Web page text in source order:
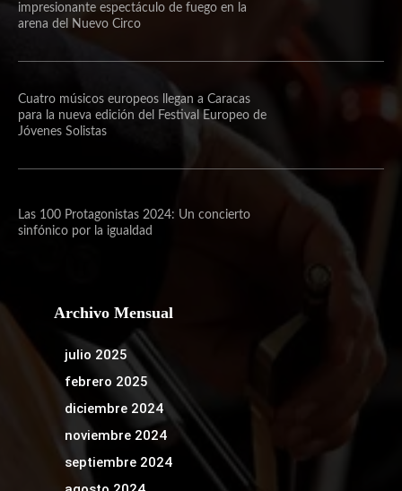
impresionante espectáculo de fuego en la
arena del Nuevo Circo
Cuatro músicos europeos llegan a Caracas
para la nueva edición del Festival Europeo de
Jóvenes Solistas
Las 100 Protagonistas 2024: Un concierto
sinfónico por la igualdad
Archivo Mensual
julio 2025
febrero 2025
diciembre 2024
noviembre 2024
septiembre 2024